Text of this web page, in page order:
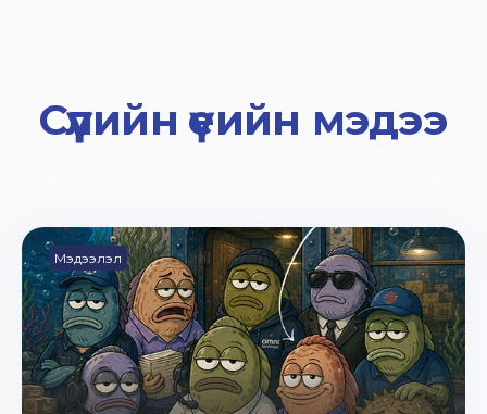
Сүүлийн үеийн мэдээ
Мэдээлэл